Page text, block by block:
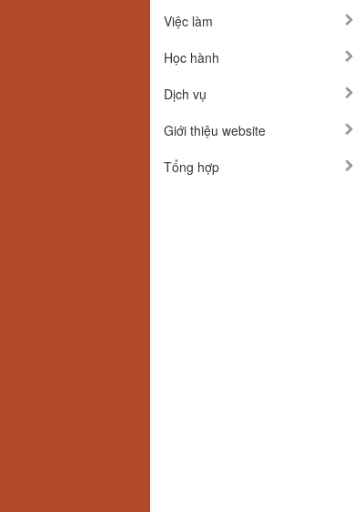
Việc làm
Học hành
Dịch vụ
Giới thiệu website
Tổng hợp